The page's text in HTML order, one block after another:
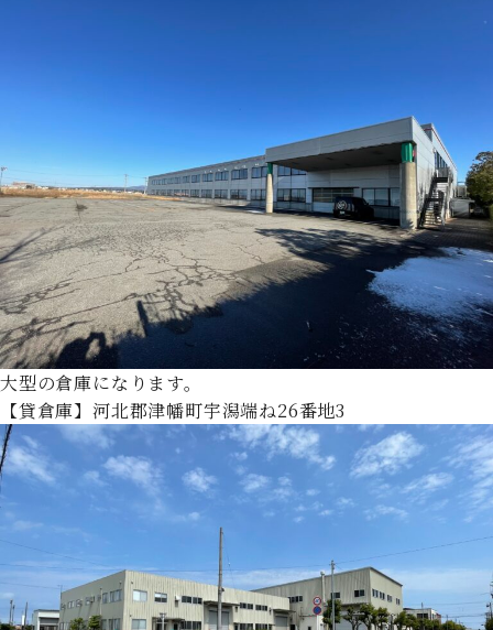
大型の倉庫になります。
【貸倉庫】河北郡津幡町宇潟端ね26番地3